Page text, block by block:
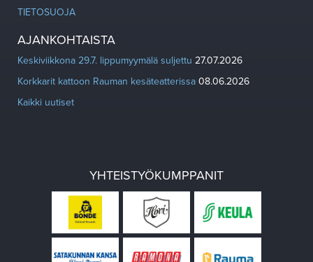
TIETOSUOJA
AJANKOHTAISTA
Keskiviikkona 29.7. lippumyymälä suljettu 27.07.2026
Korkkarit kattoon Rauman kesäteatterissa 08.06.2026
Kaikki uutiset
YHTEISTYÖKUMPPANIT